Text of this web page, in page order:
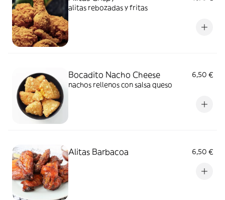
alitas rebozadas y fritas
Bocadito Nacho Cheese
6,50 €
nachos rellenos con salsa queso
Alitas Barbacoa 6,50 €